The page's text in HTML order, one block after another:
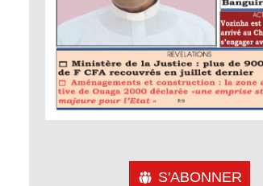
S'ABONNER